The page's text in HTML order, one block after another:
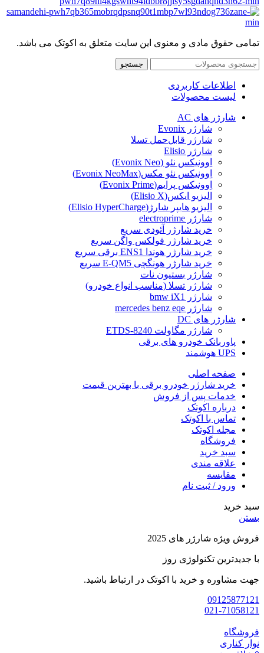
تمامی حقوق مادی و معنوی این سایت متعلق به اکوتک می باشد.
جستجو
اطلاعات کاربردی
لیست محصولات
شارژر های AC
شارژر Evonix
شارژر قابل‌حمل تسلا
شارژر Elisio
اِوونیکس نئو (Evonix Neo)
اِوونیکس نئو مکس(Evonix NeoMax)
اِوونیکس پرایم(Evonix Prime)
الیزیو ایکس(Elisio X)
الیزیو هایپر شارژ(Elisio HyperCharge)
شارژر electroprime
خرید شارژر آئودی سریع
خرید شارژر فولکس واگن سریع
خرید شارژر هوندا ENS1 برقی سریع
خرید شارژر هونگچی E-QM5 سریع
شارژر بستیون نات
شارژر تسلا (مناسب انواع خودرو)
شارژر bmw iX1
شارژر mercedes benz eqe
شارژر های DC
شارژر مگاولت ETDS-8240
پاوربانک خودرو های برقی
UPS هوشمند
صفحه اصلی
خرید شارژر خودرو برقی با بهترین قیمت
خدمات پس از فروش
درباره اکوتک
تماس با اکوتک
مجله اکوتک
فروشگاه
سبد خرید
علاقه مندی
مقایسه
ورود / ثبت نام
سبد خرید
بستن
فروش ویژه شارژر های 2025
با جدیدترین تکنولوژی روز
جهت مشاوره و خرید با اکوتک در ارتباط باشید.
09125877121
021-71058121
فروشگاه
نوار کناری